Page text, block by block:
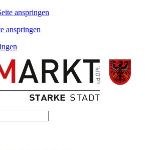
anspringen
anspringen